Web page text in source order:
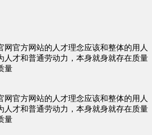
网官方网站的人才理念应该和整体的用人
人才和普通劳动力，本身就身就存在质量
量
网官方网站的人才理念应该和整体的用人
人才和普通劳动力，本身就身就存在质量
量